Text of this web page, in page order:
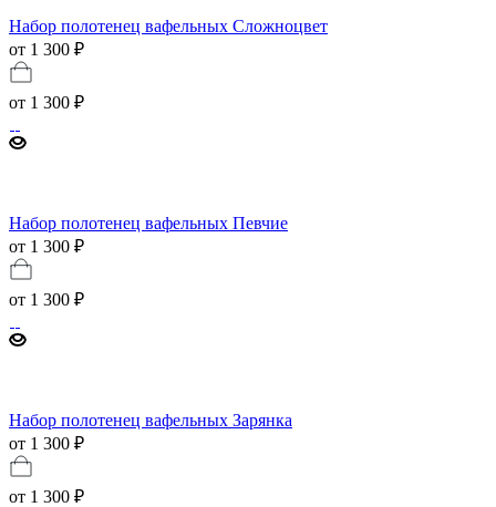
Набор полотенец вафельных Сложноцвет
от 1 300 ₽
от 1 300 ₽
Набор полотенец вафельных Певчие
от 1 300 ₽
от 1 300 ₽
Набор полотенец вафельных Зарянка
от 1 300 ₽
от 1 300 ₽